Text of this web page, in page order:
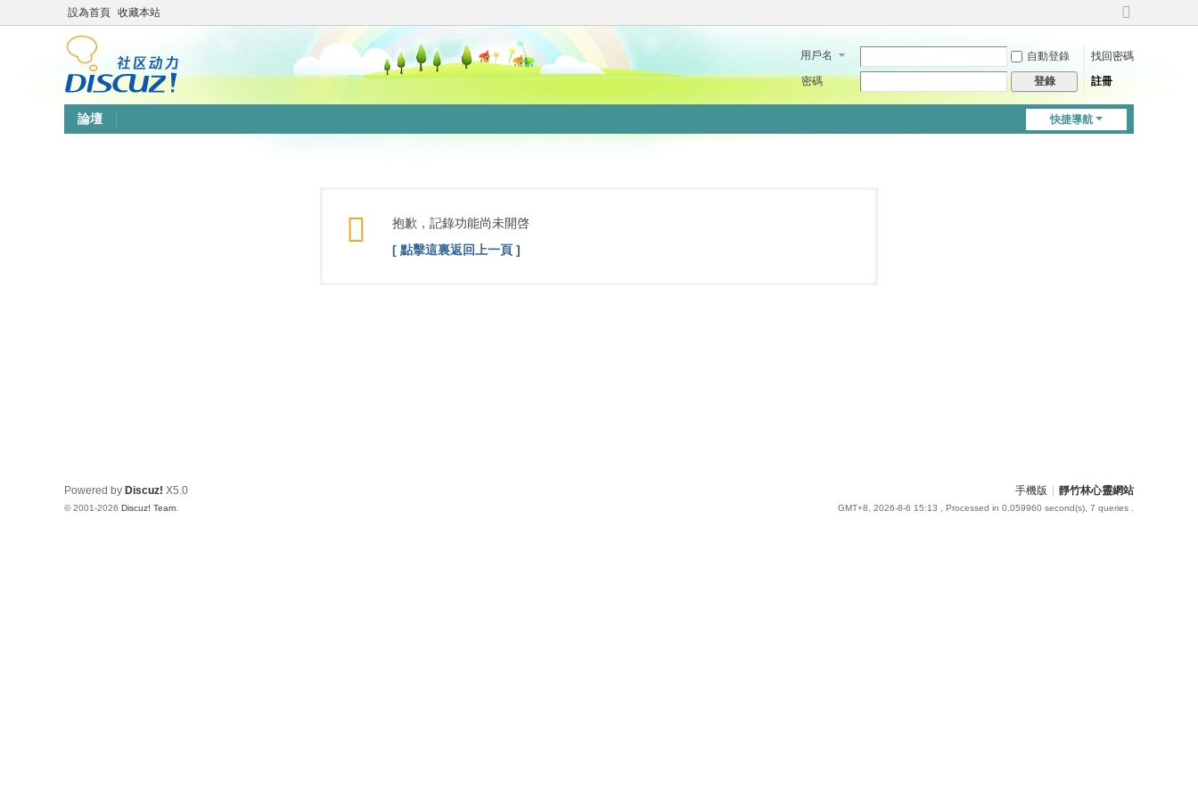
設為首頁 收藏本站
切
到
用戶名 自動登錄
找回密碼
密碼
登錄 註冊
快捷導航
論壇
抱歉，記錄功能尚未開啓
[ 點擊這裏返回上一頁 ]
手機版 靜竹林心靈網站
GMT+8, 2026-8-6 15:13 , Processed in 0.059960 second(s), 7 queries .
Powered by Discuz! X5.0
© 2001-2026 Discuz! Team